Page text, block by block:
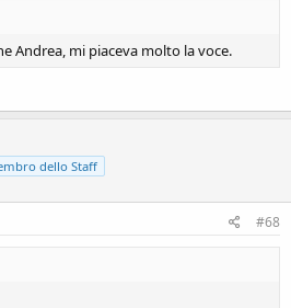
Andrea, mi piaceva molto la voce.
dello Staff
#68